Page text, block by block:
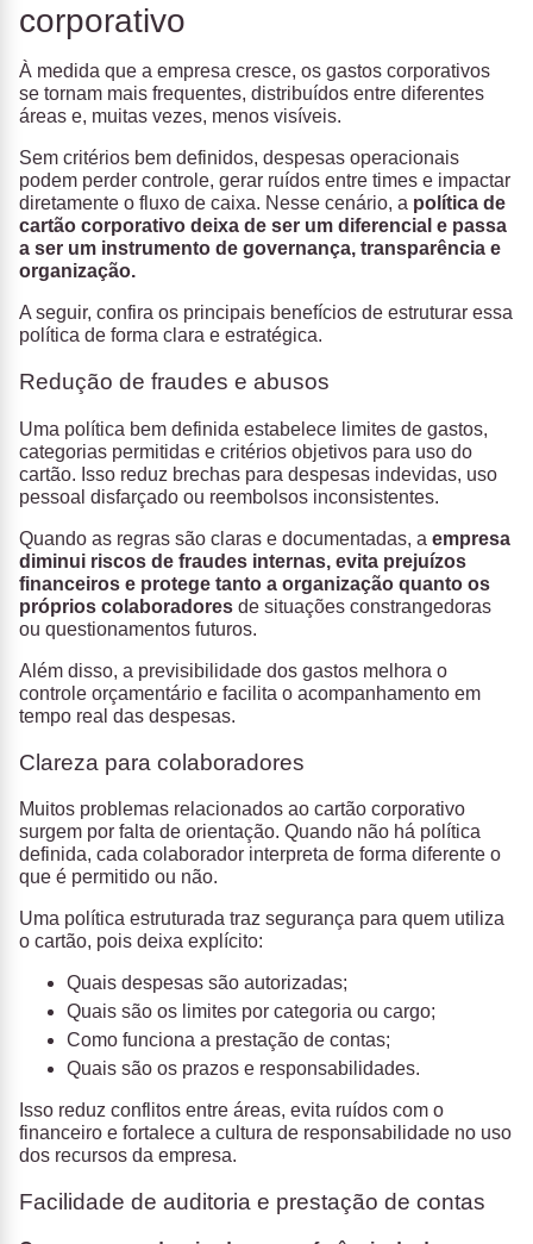
corporativo
À medida que a empresa cresce, os gastos corporativos
se tornam mais frequentes, distribuídos entre diferentes
áreas e, muitas vezes, menos visíveis.
Sem critérios bem definidos, despesas operacionais
podem perder controle, gerar ruídos entre times e impactar
diretamente o fluxo de caixa. Nesse cenário, a política de
cartão corporativo deixa de ser um diferencial e passa
a ser um instrumento de governança, transparência e
organização.
A seguir, confira os principais benefícios de estruturar essa
política de forma clara e estratégica.
Redução de fraudes e abusos
Uma política bem definida estabelece limites de gastos,
categorias permitidas e critérios objetivos para uso do
cartão. Isso reduz brechas para despesas indevidas, uso
pessoal disfarçado ou reembolsos inconsistentes.
Quando as regras são claras e documentadas, a empresa
diminui riscos de fraudes internas, evita prejuízos
financeiros e protege tanto a organização quanto os
próprios colaboradores de situações constrangedoras
ou questionamentos futuros.
Além disso, a previsibilidade dos gastos melhora o
controle orçamentário e facilita o acompanhamento em
tempo real das despesas.
Clareza para colaboradores
Muitos problemas relacionados ao cartão corporativo
surgem por falta de orientação. Quando não há política
definida, cada colaborador interpreta de forma diferente o
que é permitido ou não.
Uma política estruturada traz segurança para quem utiliza
o cartão, pois deixa explícito:
Quais despesas são autorizadas;
Quais são os limites por categoria ou cargo;
Como funciona a prestação de contas;
Quais são os prazos e responsabilidades.
Isso reduz conflitos entre áreas, evita ruídos com o
financeiro e fortalece a cultura de responsabilidade no uso
dos recursos da empresa.
Facilidade de auditoria e prestação de contas